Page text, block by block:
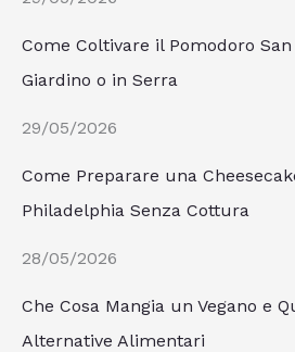
Come Coltivare il Pomodoro
Giardino o in Serra
29/05/2026
Come Preparare una
Philadelphia Senza Cottura
28/05/2026
Che Cosa Mangia un Vegano e
Alternative Alimentari